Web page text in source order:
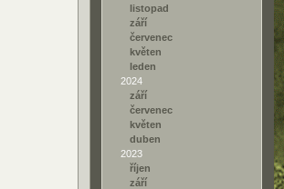
listopad
září
červenec
květen
leden
2024
září
červenec
květen
duben
2023
říjen
září